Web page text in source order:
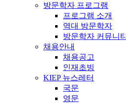
방문학자 프로그램
프로그램 소개
역대 방문학자
방문학자 커뮤니티
채용안내
채용공고
인재초빙
KIEP 뉴스레터
국문
영문